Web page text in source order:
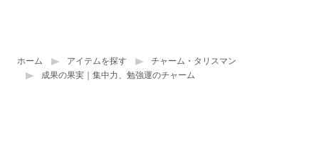
ホーム アイテムを探す
チャーム・タリスマン
成果の果実｜集中力、勉強運のチャーム